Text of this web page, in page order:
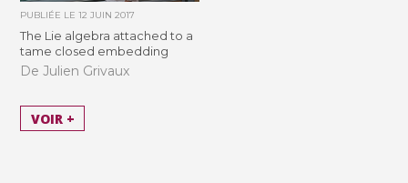
PUBLIÉE LE12 JUIN 2017
The Lie algebra attached to a
tame closed embedding
De Julien Grivaux
VOIR +